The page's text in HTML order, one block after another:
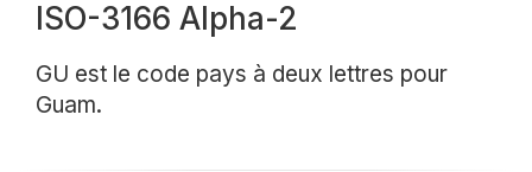
ISO-3166 Alpha-2
GU est le code pays à deux lettres pour
Guam.